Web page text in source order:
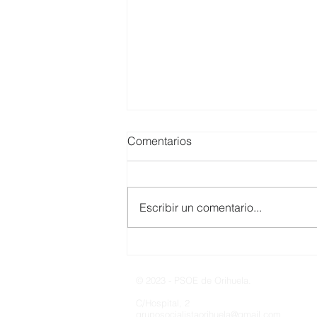
Comentarios
Escribir un comentario...